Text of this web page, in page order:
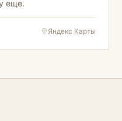
еще.
Яндекс Карты